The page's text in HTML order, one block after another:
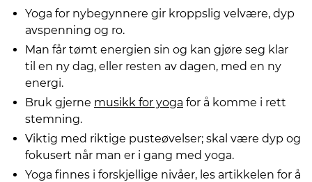
Yoga for nybegynnere gir kroppslig velvære, dyp
avspenning og ro.
Man får tømt energien sin og kan gjøre seg klar
til en ny dag, eller resten av dagen, med en ny
energi.
Bruk gjerne musikk for yoga for å komme i rett
stemning.
Viktig med riktige pusteøvelser; skal være dyp og
fokusert når man er i gang med yoga.
Yoga finnes i forskjellige nivåer, les artikkelen for å